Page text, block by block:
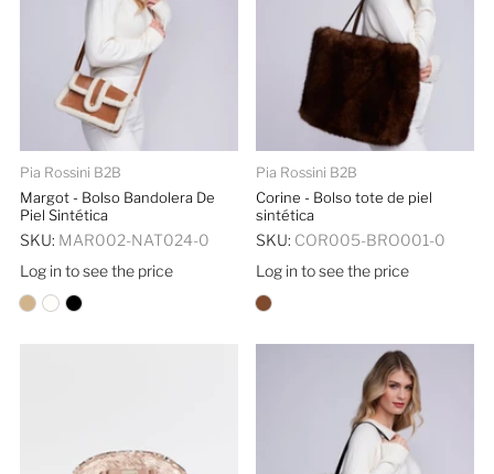
Pia Rossini B2B
Margot - Bolso Bandolera De
Piel Sintética
SKU: MAR002-NAT024-0
Log in to see the price
Pia Rossini B2B
Corine - Bolso tote de piel
sintética
SKU: COR005-BRO001-0
Log in to see the price